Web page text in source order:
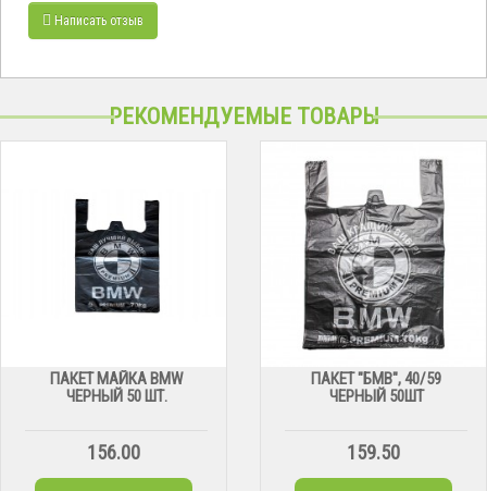
Написать отзыв
РЕКОМЕНДУЕМЫЕ ТОВАРЫ
ПАКЕТ МАЙКА BMW
ЧЕРНЫЙ 50 ШТ.
156.00
ПАКЕТ "БМВ", 40/59
ЧЕРНЫЙ 50ШТ
159.50